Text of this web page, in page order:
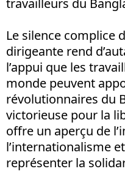
travailleurs du
Le silence complice
dirigeante rend
l’appui que les
monde peuvent
révolutionnaires du
victorieuse pour la
offre un aperçu de
l’internationalisme
représenter la